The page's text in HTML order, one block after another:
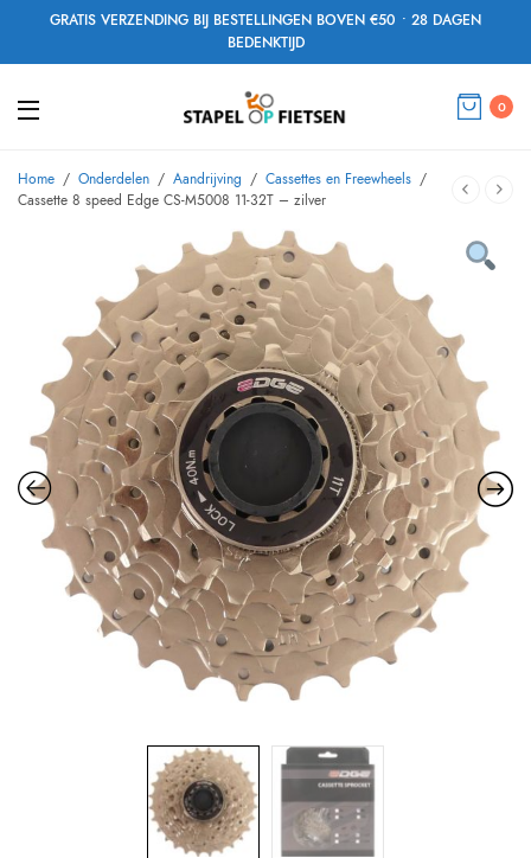
GRATIS VERZENDING BIJ BESTELLINGEN BOVEN €50 • 28 DAGEN
BEDENKTIJD
0
Home / Onderdelen / Aandrijving / Cassettes en Freewheels /
Cassette 8 speed Edge CS-M5008 11-32T – zilver